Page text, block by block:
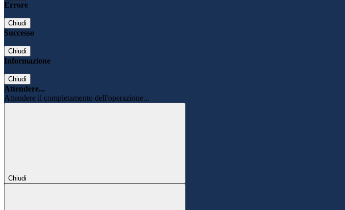
Errore
Chiudi
Successo
Chiudi
Informazione
Chiudi
Attendere...
Attendere il completamento dell'operazione...
Chiudi